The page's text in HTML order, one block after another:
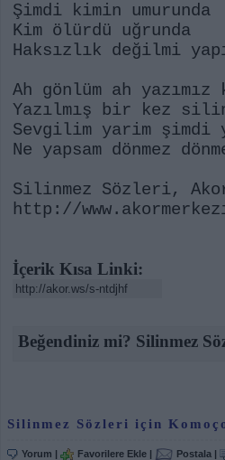
Şimdi kimin umurunda
Kim ölürdü uğrunda
Haksızlık değilmi
Ah gönlüm ah yazımız
Yazılmış bir kez
Sevgilim yarim şimdi
Ne yapsam dönmez
Silinmez Sözleri,
http://
İçerik Kısa Linki:
Beğendiniz mi? Silinmez
Silinmez Sözleri için
Yorum | Favorilere Ekle | Postala |